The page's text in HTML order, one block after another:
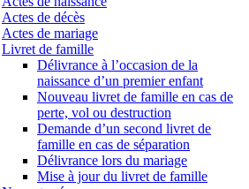
Actes de décès
Actes de mariage
Livret de famille
Délivrance à l’occasion de la
naissance d’un premier enfant
Nouveau livret de famille en cas de
perte, vol ou destruction
Demande d’un second livret de
famille en cas de séparation
Délivrance lors du mariage
Mise à jour du livret de famille